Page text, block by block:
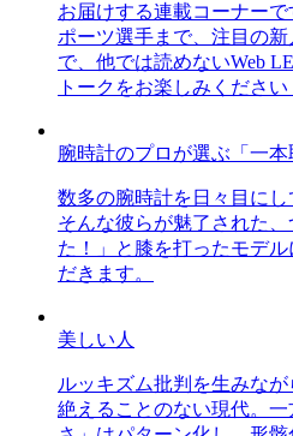
お届けする連載コーナー
ポーツ選手まで、注目の
で、他では読めないWeb
トークをお楽しみください
腕時計のプロが選ぶ「一本
数多の腕時計を日々目にし
そんな彼らが魅了された
た！」と膝を打ったモデ
だきます。
美しい人
ルッキズム批判を生みな
絶えることのない現代。